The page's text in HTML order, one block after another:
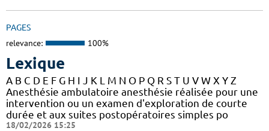
PAGES
relevance: 100%
Lexique
A B C D E F G H I J K L M N O P Q R S T U V W X Y Z
Anesthésie ambulatoire anesthésie réalisée pour une
intervention ou un examen d'exploration de courte
durée et aux suites postopératoires simples po
18/02/2026 15:25